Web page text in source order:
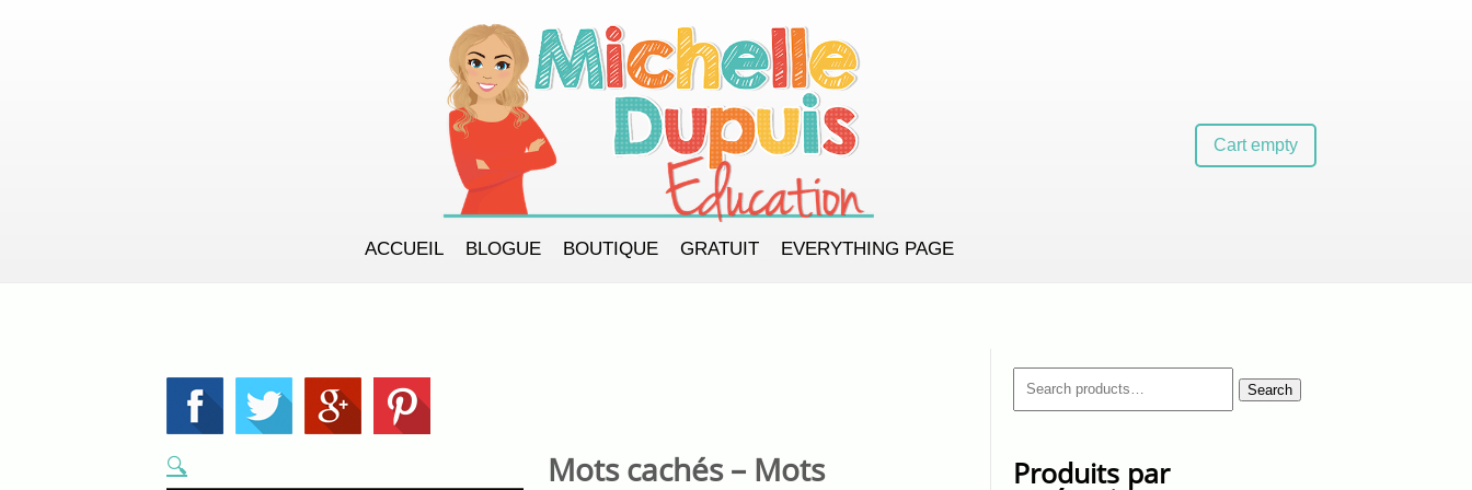
Cart empty
ACCUEIL BLOGUE BOUTIQUE GRATUIT EVERYTHING PAGE
🔍
Mots cachés – Mots
Search
for:
Search
Produits par